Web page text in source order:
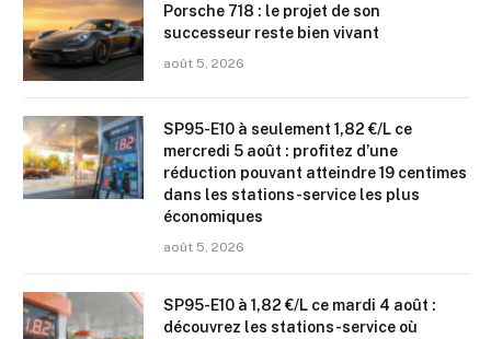
Porsche 718 : le projet de son
successeur reste bien vivant
août 5, 2026
SP95-E10 à seulement 1,82 €/L ce
mercredi 5 août : profitez d’une
réduction pouvant atteindre 19 centimes
dans les stations-service les plus
économiques
août 5, 2026
SP95-E10 à 1,82 €/L ce mardi 4 août :
découvrez les stations-service où